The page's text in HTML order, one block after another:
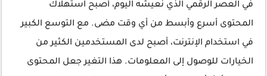
في العصر الرقمي الذي نعيشه اليوم، أصبح استهلاك
المحتوى أسرع وأبسط من أي وقت مضى. مع التوسع الكبير
في استخدام الإنترنت، أصبح لدى المستخدمين الكثير من
الخيارات للوصول إلى المعلومات. هذا التغير جعل المحتوى